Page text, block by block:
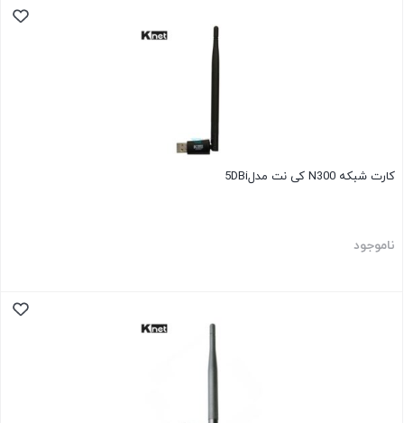
کارت شبکه N300 کی نت مدل5DBi
ناموجود